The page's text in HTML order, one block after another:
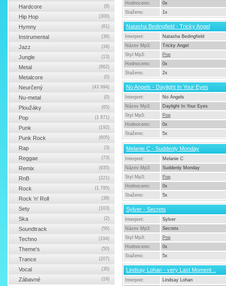
Hodnoceno:
0x
Staženo:
1x
Natasha Bedingfield - Tricky Angel
Interpret:
Natasha Bedingfield
Název Mp3:
Tricky Angel
Styl Mp3:
Pop
Hodnoceno:
0x
Staženo:
2x
No Angels - Daylight In Your Eyes
Interpret:
No Angels
Název Mp3:
Daylight In Your Eyes
Styl Mp3:
Pop
Hodnoceno:
0x
Staženo:
5x
Melanie C - Suddenly Monday
Interpret:
Melanie C
Název Mp3:
Suddenly Monday
Styl Mp3:
Pop
Hodnoceno:
0x
Staženo:
5x
Sylver - Secrets
Interpret:
Sylver
Název Mp3:
Secrets
Styl Mp3:
Pop
Hodnoceno:
0x
Staženo:
5x
Lindsay Lohan - very Last Moment ..
Interpret:
Lindsay Lohan
Hardcore (9)
Hip Hop (300)
Hymny (61)
Instrumental (36)
Jazz (34)
Jungle (13)
Metal (862)
Metalcore (0)
Neurčený (43 994)
Nu-metal (0)
Ploužáky (65)
Pop (1 871)
Punk (192)
Punk Rock (605)
Rap (3)
Reggae (73)
Remix (935)
RnB (221)
Rock (1 795)
Rock 'n' Roll (38)
Sety (103)
Ska (2)
Soundtrack (56)
Techno (194)
Theme's (50)
Trance (207)
Vocal (30)
Zábavné (19)